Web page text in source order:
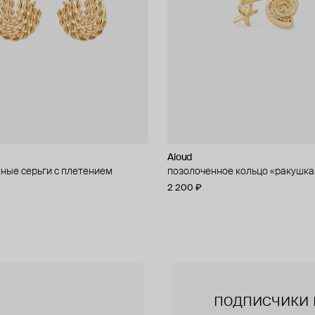
серьги с плетением
Aloud
позолоченное кольцо
2 200 ₽
кольцо с кубическим
и звезда»
Aloud
золотистое колье-цепь
5 600 ₽
подписчики